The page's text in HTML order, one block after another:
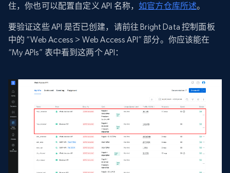
住，你也可以配置自定义 API 名称，如官方仓库所述。
要验证这些 API 是否已创建，请前往 Bright Data 控制面板
中的 “Web Access > Web Access API” 部分。你应该能在
“My APIs” 表中看到这两个 API：